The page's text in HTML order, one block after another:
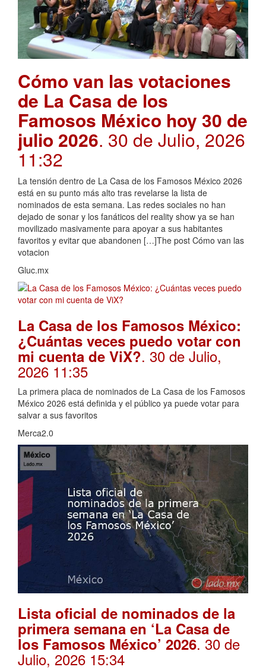
Cómo van las votaciones
de La Casa de los
Famosos México hoy 30 de
julio 2026. 30 de Julio, 2026
11:32
La tensión dentro de La Casa de los Famosos México 2026
está en su punto más alto tras revelarse la lista de
nominados de esta semana. Las redes sociales no han
dejado de sonar y los fanáticos del reality show ya se han
movilizado masivamente para apoyar a sus habitantes
favoritos y evitar que abandonen […]The post Cómo van las
votacion
Gluc.mx
La Casa de los Famosos México:
¿Cuántas veces puedo votar con
mi cuenta de ViX?. 30 de Julio,
2026 11:35
La primera placa de nominados de La Casa de los Famosos
México 2026 está definida y el público ya puede votar para
salvar a sus favoritos
Merca2.0
Lista oficial de nominados de la
primera semana en ‘La Casa de
los Famosos México’ 2026. 30 de
Julio, 2026 15:34